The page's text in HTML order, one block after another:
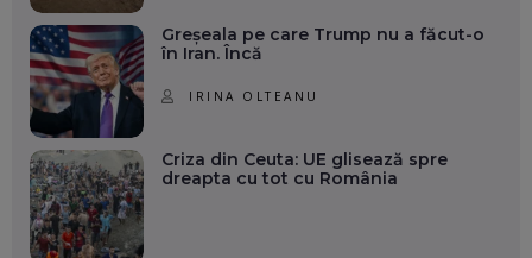
Greșeala pe care Trump nu a făcut-o
în Iran. Încă
IRINA OLTEANU
Criza din Ceuta: UE glisează spre
dreapta cu tot cu România